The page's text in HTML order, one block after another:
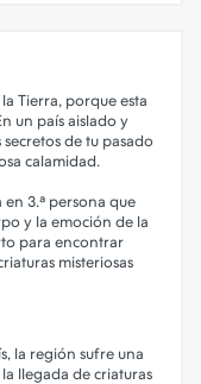
Tierra, porque esta
un país aislado y
de tu pasado
calamidad.
en 3.ª persona que
y la emoción de la
para encontrar
misteriosas
la región sufre una
llegada de criaturas